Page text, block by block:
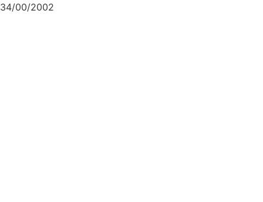
34/00/2002